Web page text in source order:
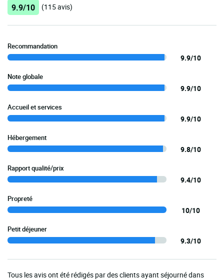
9.9/10 (115 avis)
Recommandation
9.9/10
Note globale
9.9/10
Accueil et services
9.9/10
Hébergement
9.8/10
Rapport qualité/prix
9.4/10
Propreté
10/10
Petit déjeuner
9.3/10
Tous les avis ont été rédigés par des clients ayant séjourné dans